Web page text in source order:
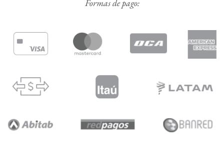
Formas de pago: